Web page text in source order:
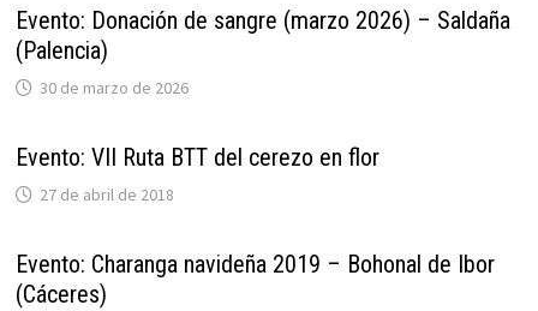
Evento: Donación de sangre (marzo 2026) – Saldaña
(Palencia)
30 de marzo de 2026
Evento: VII Ruta BTT del cerezo en flor
27 de abril de 2018
Evento: Charanga navideña 2019 – Bohonal de Ibor
(Cáceres)